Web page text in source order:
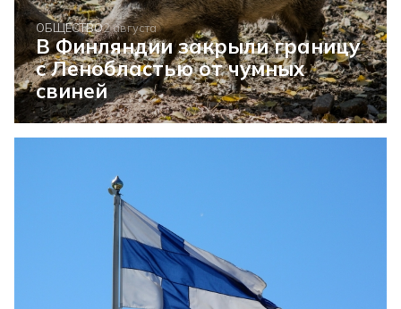
ОБЩЕСТВО2 августа
В Финляндии закрыли границу
с Ленобластью от чумных
свиней